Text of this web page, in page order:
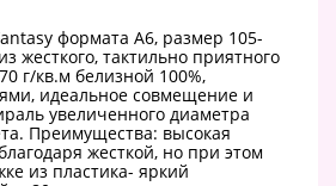
формата А6, размер 105-
жесткого, тактильно приятного
г/кв.м белизной 100%,
идеальное совмещение и
увеличенного диаметра
Преимущества: высокая
жесткой, но при этом
из пластика- яркий